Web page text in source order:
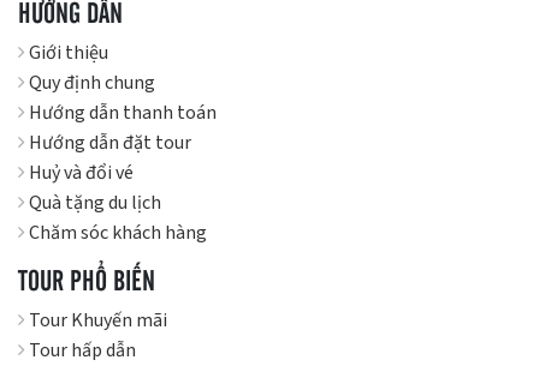
HƯỚNG DẪN
Giới thiệu
Quy định chung
Hướng dẫn thanh toán
Hướng dẫn đặt tour
Huỷ và đổi vé
Quà tặng du lịch
Chăm sóc khách hàng
TOUR PHỔ BIẾN
Tour Khuyến mãi
Tour hấp dẫn